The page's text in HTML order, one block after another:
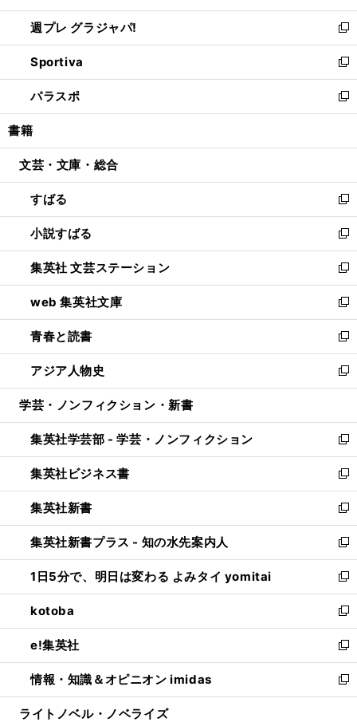
開
く
ウ
で
開
く
ウ
ィ
ン
ド
ウ
で
開
し
い
ウ
ィ
ン
ド
ウ
開
週プレ グラジャパ!
新
し
い
ウ
ィ
ン
ウ
開
く
Sportiva
新
し
い
ウ
ン
ウ
で
開
く
パラスポ
新
し
ウ
ン
ド
ウ
で
開
く
書籍
文芸・文庫・総合
すばる
新
し
い
ウ
ィ
ン
ド
ウ
で
開
く
小説すばる
新
し
い
ウ
ィ
ン
ド
ウ
で
開
集英社 文芸ステーション
新
し
い
ウ
ィ
ン
ド
ウ
開
く
web 集英社文庫
新
し
い
ウ
ィ
ン
ウ
で
開
く
青春と読書
新
し
い
ウ
ン
ド
ウ
で
開
く
アジア人物史
新
し
ウ
ィ
ン
ド
ウ
で
開
く
学芸・ノンフィクション・新書
集英社学芸部 - 学芸・ノンフィクション
新
し
い
ウ
ィ
ン
ド
ウ
で
開
く
集英社ビジネス書
新
し
い
ウ
ィ
ン
ド
ウ
で
開
く
集英社新書
新
し
い
ウ
ィ
ン
ド
ウ
で
開
く
集英社新書プラス - 知の水先案内人
新
し
い
ウ
ィ
ン
ド
ウ
で
開
1日5分で、明日は変わる よみタイ yomitai
新
し
い
ウ
ィ
ン
ド
ウ
kotoba
新
し
い
ウ
ィ
ン
e!集英社
新
し
い
ウ
情報・知識＆オピニオン imidas
新
し
ライトノベル・ノベライズ